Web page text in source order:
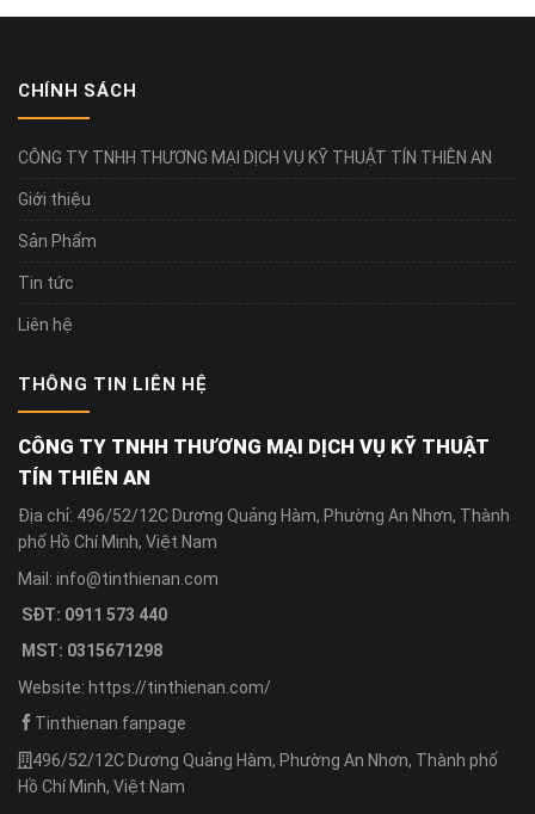
CHÍNH SÁCH
CÔNG TY TNHH THƯƠNG MẠI DỊCH VỤ KỸ THUẬT TÍN THIÊN AN
Giới thiệu
Sản Phẩm
Tin tức
Liên hệ
THÔNG TIN LIÊN HỆ
CÔNG TY TNHH THƯƠNG MẠI DỊCH VỤ KỸ THUẬT
TÍN THIÊN AN
Địa chỉ: 496/52/12C Dương Quảng Hàm, Phường An Nhơn, Thành
phố Hồ Chí Minh, Việt Nam
Mail: info@tinthienan.com
SĐT: 0911 573 440
MST: 0315671298
Website: https://tinthienan.com/
Tinthienan fanpage
496/52/12C Dương Quảng Hàm, Phường An Nhơn, Thành phố
Hồ Chí Minh, Việt Nam